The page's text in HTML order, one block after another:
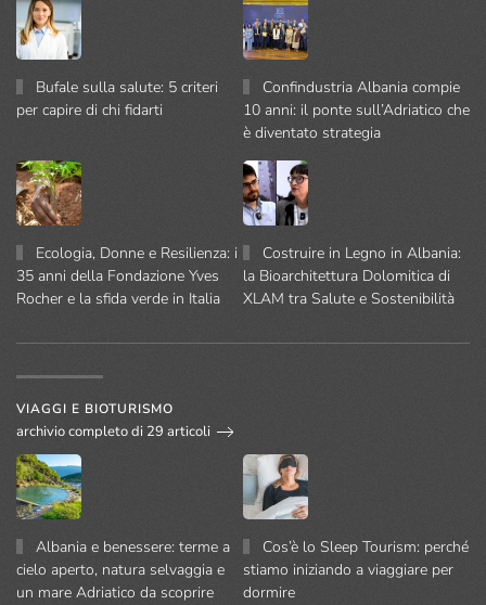
Bufale sulla salute: 5 criteri
per capire di chi fidarti
Confindustria Albania compie
10 anni: il ponte sull’Adriatico che
è diventato strategia
Ecologia, Donne e Resilienza: i
35 anni della Fondazione Yves
Rocher e la sfida verde in Italia
Costruire in Legno in Albania:
la Bioarchitettura Dolomitica di
XLAM tra Salute e Sostenibilità
VIAGGI E BIOTURISMO
archivio completo di 29 articoli
Albania e benessere: terme a
cielo aperto, natura selvaggia e
un mare Adriatico da scoprire
Cos’è lo Sleep Tourism: perché
stiamo iniziando a viaggiare per
dormire